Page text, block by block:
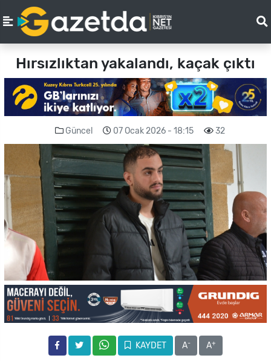
Hırsızlıktan yakalandı, kaçak çıktı
Güncel 07 Ocak 2026 - 18:15 32
KAYDET A- A+